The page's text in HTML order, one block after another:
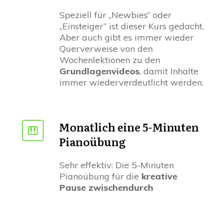
Speziell für „Newbies“ oder
„Einsteiger“ ist dieser Kurs gedacht.
Aber auch gibt es immer wieder
Querverweise von den
Wochenlektionen zu den
Grundlagenvideos, damit Inhalte
immer wiederverdeutlicht werden.
Monatlich eine 5-Minuten
Pianoübung
Sehr effektiv: Die 5-Minuten
Pianoübung für die kreative
Pause zwischendurch